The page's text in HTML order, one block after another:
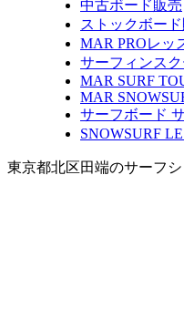
中古ボード販売
ストックボー
MAR PROレッ
サーフィンス
MAR SURF
MAR
サーフボード
SNOWSURF
東京都北区田端のサーフ